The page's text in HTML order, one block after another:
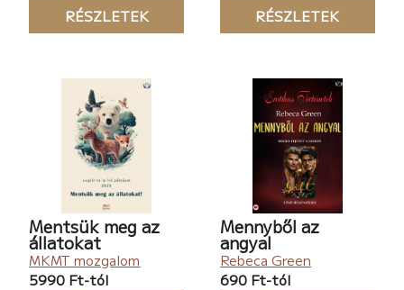
RÉSZLETEK
RÉSZLETEK
Mentsük meg az
állatokat
MKMT mozgalom
5990 Ft-tól
Mennyből az
angyal
Rebeca Green
690 Ft-tól